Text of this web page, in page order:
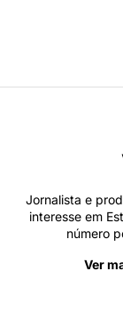
Jornalista e
interesse em
número
Ver